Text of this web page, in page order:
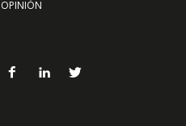
OPINIÓN